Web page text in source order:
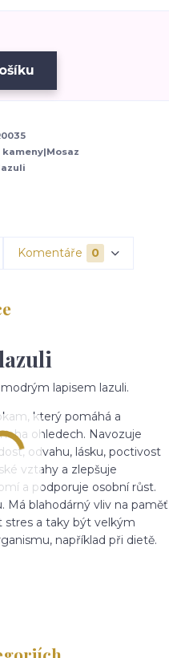
kameny|Mosaz
Komentáře 0
lapisem lazuli.
který pomáhá a
ohledech. Navozuje
odvahu, lásku, poctivost
vztahy a zlepšuje
a podporuje osobní růst.
Má blahodárný vliv na paměť
stres a taky být velkým
například při dietě.